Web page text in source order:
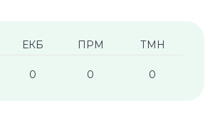
ЕКБ ПРМ ТМН
0 0 0